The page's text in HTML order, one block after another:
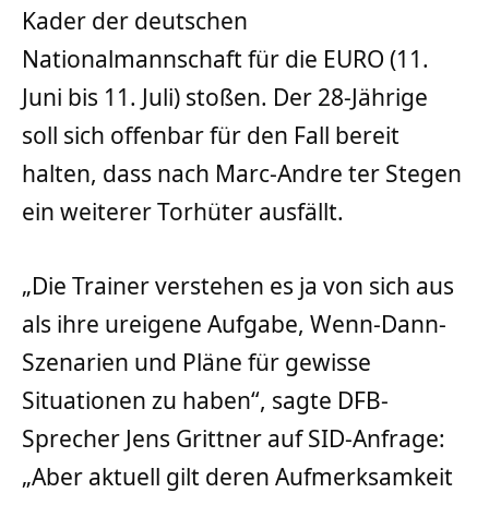
Kader der deutschen
Nationalmannschaft für die EURO (11.
Juni bis 11. Juli) stoßen. Der 28-Jährige
soll sich offenbar für den Fall bereit
halten, dass nach Marc-Andre ter Stegen
ein weiterer Torhüter ausfällt.
„Die Trainer verstehen es ja von sich aus
als ihre ureigene Aufgabe, Wenn-Dann-
Szenarien und Pläne für gewisse
Situationen zu haben“, sagte DFB-
Sprecher Jens Grittner auf SID-Anfrage:
„Aber aktuell gilt deren Aufmerksamkeit